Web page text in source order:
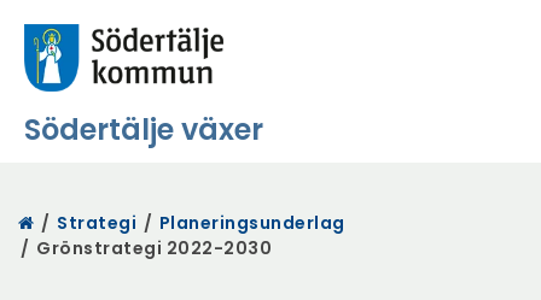
Södertälje växer
Start
/ Strategi / Planeringsunderlag
/ Grönstrategi 2022-2030